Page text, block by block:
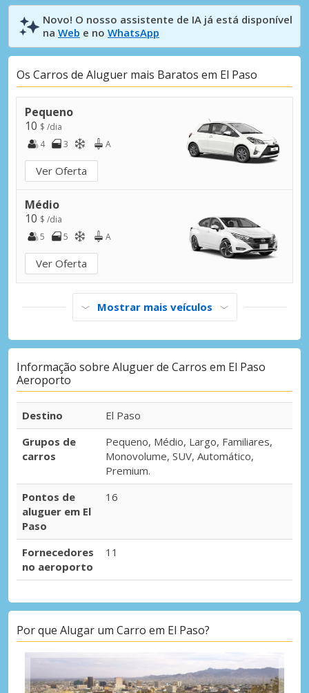
Novo! O nosso assistente de IA já está disponível
na Web e no WhatsApp
Os Carros de Aluguer mais Baratos em El Paso
Pequeno
10 $ /dia
4
3 A
Ver Oferta
Médio
10 $ /dia
5
5 A
Ver Oferta
Mostrar mais veículos
Informação sobre Aluguer de Carros em El Paso
Aeroporto
Destino
El Paso
Grupos de
carros
Pequeno, Médio, Largo, Familiares,
Monovolume, SUV, Automático,
Premium.
Pontos de
aluguer em El
Paso
16
Fornecedores
no aeroporto
11
Por que Alugar um Carro em El Paso?